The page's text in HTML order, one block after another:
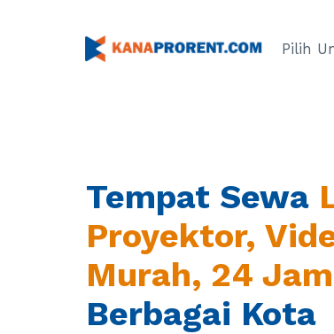
Pilih
Tempat Sewa
Proyektor,
Murah, 24
Berbagai Kota